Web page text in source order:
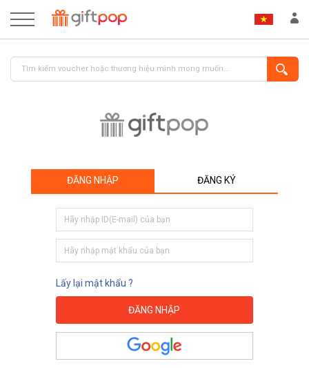
ĐĂNG NHẬP ĐĂNG KÝ
Lấy lại mật khẩu ?